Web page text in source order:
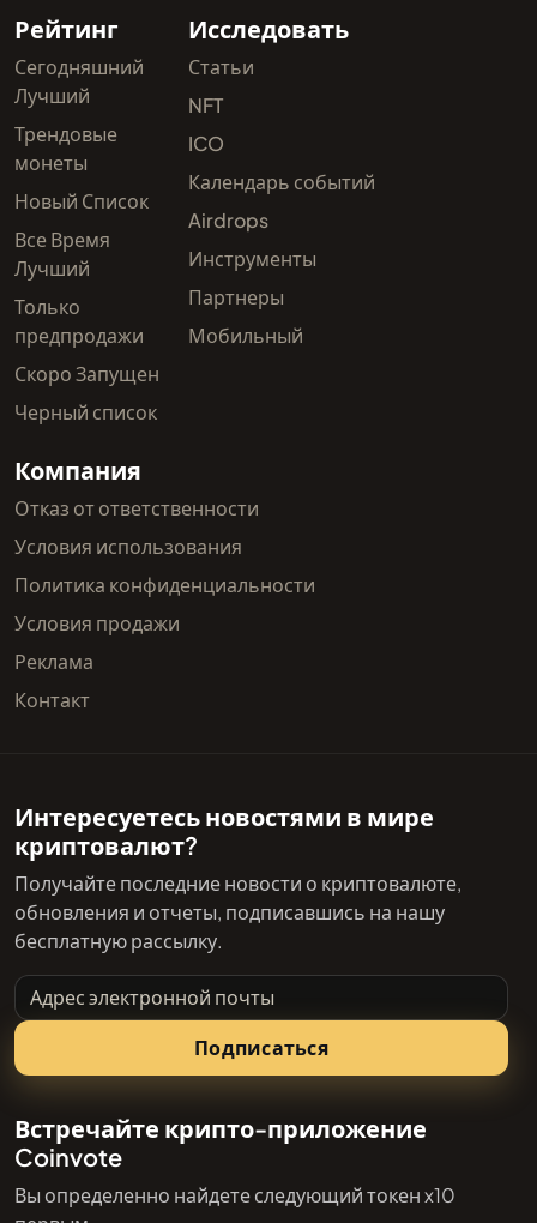
Рейтинг
Сегодняшний
Лучший
Трендовые
монеты
Новый Список
Все Время
Лучший
Только
предпродажи
Скоро Запущен
Черный список
Исследовать
Статьи
NFT
ICO
Календарь событий
Airdrops
Инструменты
Партнеры
Мобильный
Компания
Отказ от ответственности
Условия использования
Политика конфиденциальности
Условия продажи
Реклама
Контакт
Интересуетесь новостями в мире
криптовалют?
Получайте последние новости о криптовалюте,
обновления и отчеты, подписавшись на нашу
бесплатную рассылку.
Адрес электронной почты
Подписаться
Встречайте крипто-приложение
Coinvote
Вы определенно найдете следующий токен x10